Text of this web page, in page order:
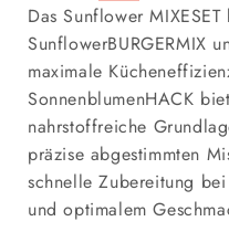
Das Sunflower
SunflowerBURGERMIX
maximale
SonnenblumenHACK
nahrstoffreiche
präzise abgestimmten
schnelle Zubereitung
und optimalem